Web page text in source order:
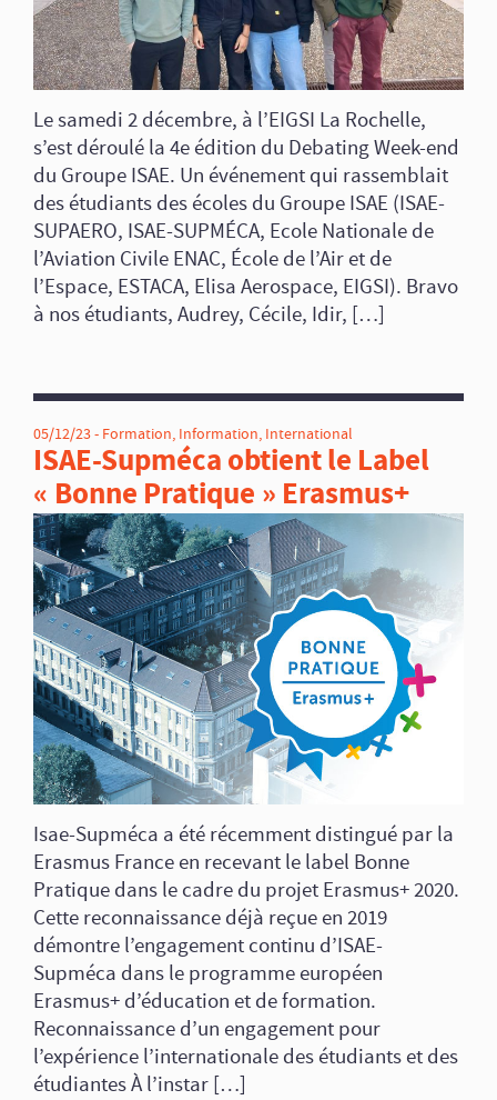
Le samedi 2 décembre, à l’EIGSI La Rochelle,
s’est déroulé la 4e édition du Debating Week-end
du Groupe ISAE. Un événement qui rassemblait
des étudiants des écoles du Groupe ISAE (ISAE-
SUPAERO, ISAE-SUPMÉCA, Ecole Nationale de
l’Aviation Civile ENAC, École de l’Air et de
l’Espace, ESTACA, Elisa Aerospace, EIGSI). Bravo
à nos étudiants, Audrey, Cécile, Idir, […]
05/12/23 - Formation, Information, International
ISAE-Supméca obtient le Label
« Bonne Pratique » Erasmus+
Isae-Supméca a été récemment distingué par la
Erasmus France en recevant le label Bonne
Pratique dans le cadre du projet Erasmus+ 2020.
Cette reconnaissance déjà reçue en 2019
démontre l’engagement continu d’ISAE-
Supméca dans le programme européen
Erasmus+ d’éducation et de formation.
Reconnaissance d’un engagement pour
l’expérience l’internationale des étudiants et des
étudiantes À l’instar […]